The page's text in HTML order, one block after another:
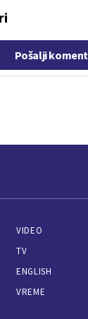
Pošalji
VIDEO
TV
ENGLISH
VREME